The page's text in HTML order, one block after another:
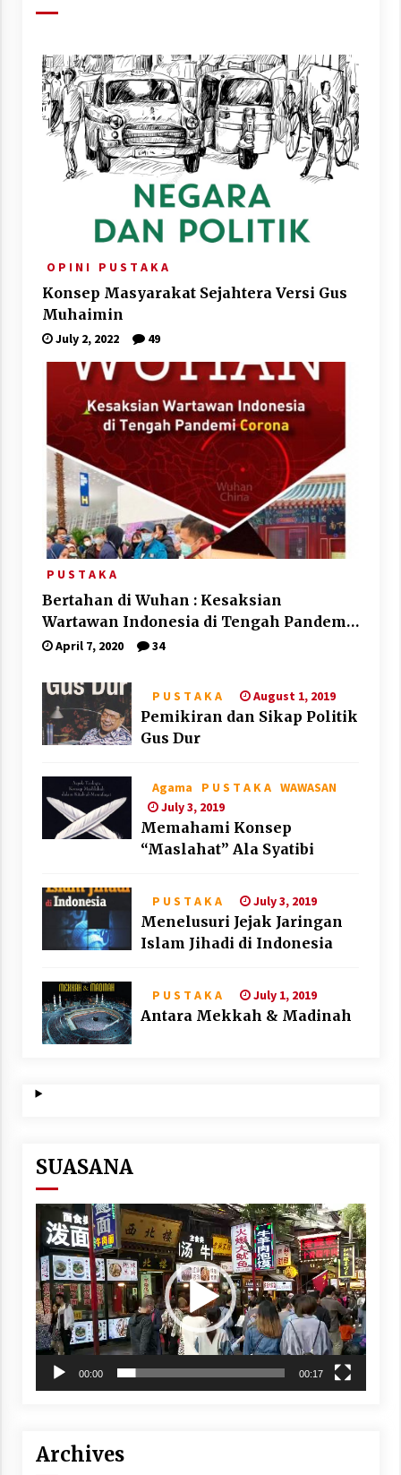
O P I N I P U S T A K A
Konsep Masyarakat Sejahtera Versi Gus
Muhaimin
July 2, 2022 49
P U S T A K A
Bertahan di Wuhan : Kesaksian
Wartawan Indonesia di Tengah Pandemi
Corona
April 7, 2020 34
P U S T A K A August 1, 2019
Pemikiran dan Sikap Politik
Gus Dur
Agama P U S T A K A WAWASAN
July 3, 2019
Memahami Konsep
“Maslahat” Ala Syatibi
P U S T A K A July 3, 2019
Menelusuri Jejak Jaringan
Islam Jihadi di Indonesia
P U S T A K A July 1, 2019
Antara Mekkah & Madinah
SUASANA
Video
Player
00:00 00:17
Archives